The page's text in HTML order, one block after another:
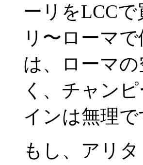
ーリをLCC
リ〜ローマ
は、ローマ
く、チャン
インは無理で
もし、アリ